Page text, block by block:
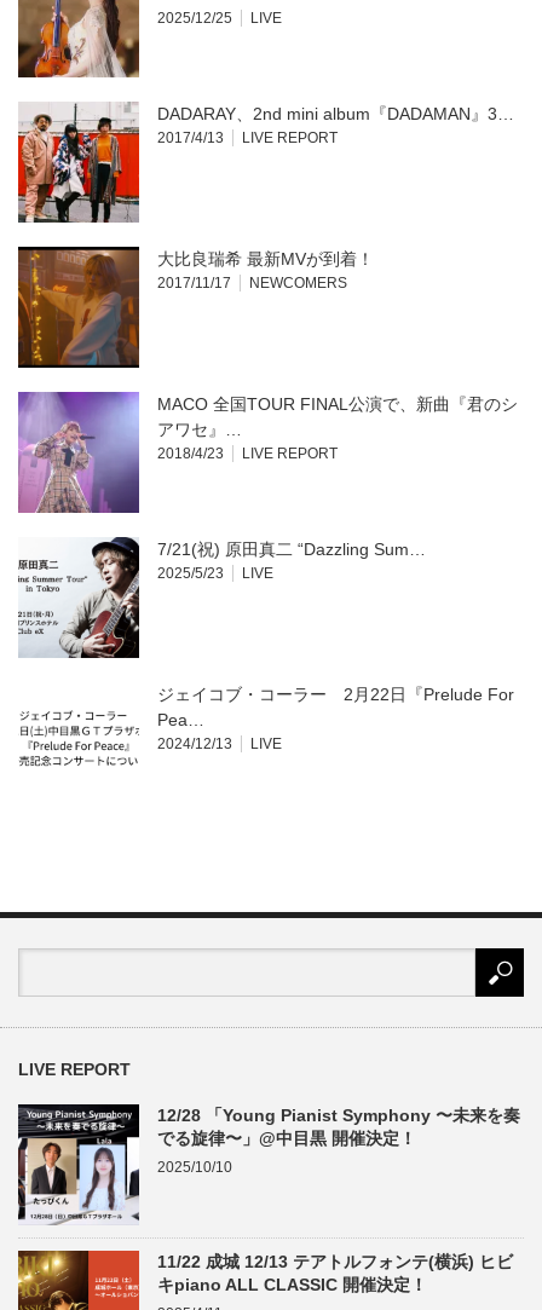
2025/12/25 LIVE
DADARAY、2nd mini album『DADAMAN』3…
2017/4/13 LIVE REPORT
大比良瑞希 最新MVが到着！
2017/11/17 NEWCOMERS
MACO 全国TOUR FINAL公演で、新曲『君のシ
アワセ』…
2018/4/23 LIVE REPORT
7/21(祝) 原田真二 “Dazzling Sum…
2025/5/23 LIVE
ジェイコブ・コーラー 2月22日『Prelude For
Pea…
2024/12/13 LIVE
LIVE REPORT
12/28 「Young Pianist Symphony 〜未来を奏
でる旋律〜」@中目黒 開催決定！
2025/10/10
11/22 成城 12/13 テアトルフォンテ(横浜) ヒビ
キpiano ALL CLASSIC 開催決定！